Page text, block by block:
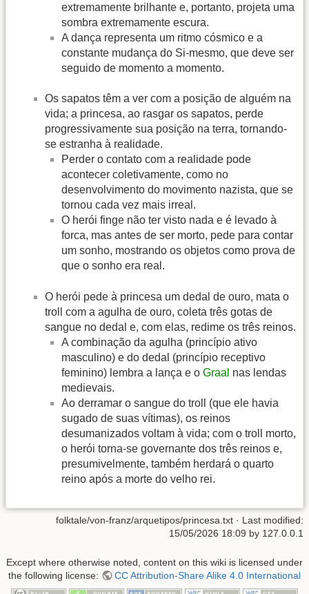
extremamente brilhante e, portanto, projeta uma
sombra extremamente escura.
A dança representa um ritmo cósmico e a
constante mudança do Si-mesmo, que deve ser
seguido de momento a momento.
Os sapatos têm a ver com a posição de alguém na
vida; a princesa, ao rasgar os sapatos, perde
progressivamente sua posição na terra, tornando-
se estranha à realidade.
Perder o contato com a realidade pode
acontecer coletivamente, como no
desenvolvimento do movimento nazista, que se
tornou cada vez mais irreal.
O herói finge não ter visto nada e é levado à
forca, mas antes de ser morto, pede para contar
um sonho, mostrando os objetos como prova de
que o sonho era real.
O herói pede à princesa um dedal de ouro, mata o
troll com a agulha de ouro, coleta três gotas de
sangue no dedal e, com elas, redime os três reinos.
A combinação da agulha (princípio ativo
masculino) e do dedal (princípio receptivo
feminino) lembra a lança e o Graal nas lendas
medievais.
Ao derramar o sangue do troll (que ele havia
sugado de suas vítimas), os reinos
desumanizados voltam à vida; com o troll morto,
o herói torna-se governante dos três reinos e,
presumivelmente, também herdará o quarto
reino após a morte do velho rei.
folktale/von-franz/arquetipos/princesa.txt · Last modified:
15/05/2026 18:09 by 127.0.0.1
Except where otherwise noted, content on this wiki is licensed under
the following license:
CC Attribution-Share Alike 4.0 International